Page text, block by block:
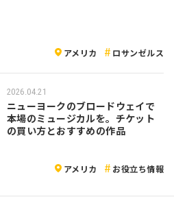
アメリカ ロサンゼルス
2026.04.21
ニューヨークのブロードウェイで
本場のミュージカルを。チケット
の買い方とおすすめの作品
アメリカ お役立ち情報